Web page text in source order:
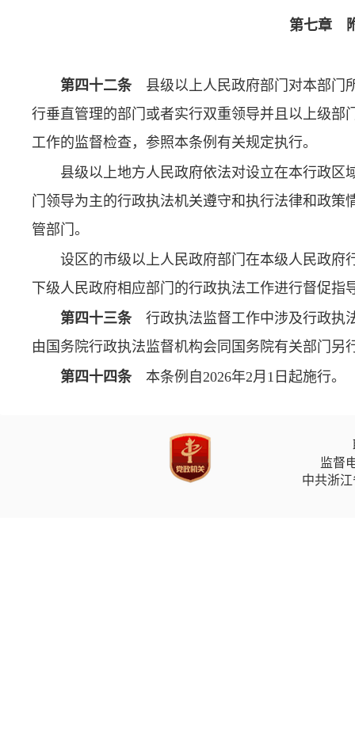
第七章
第四十二条 县级以上人民政府部门对本部门
行垂直管理的部门或者实行双重领导并且以上级
工作的监督检查，参照本条例有关规定执行。
县级以上地方人民政府依法对设立在本行政
门领导为主的行政执法机关遵守和执行法律和政
管部门。
设区的市级以上人民政府部门在本级人民政府
下级人民政府相应部门的行政执法工作进行督促指
第四十三条 行政执法监督工作中涉及行政执
由国务院行政执法监督机构会同国务院有关部门另
第四十四条 本条例自2026年2月1日起施行。
监督
中共浙